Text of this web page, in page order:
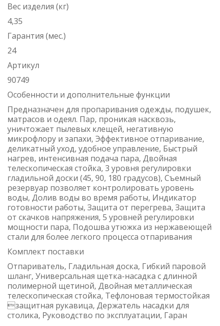
Вес изделия (кг)
4,35
Гарантия (мес.)
24
Артикул
90749
Особенности и дополнительные функции
Предназначен для пропаривания одежды, подушек,
матрасов и одеял. Пар, проникая насквозь,
уничтожает пылевых клещей, негативную
микрофлору и запахи, Эффективное отпаривание,
деликатный уход, удобное управление, Быстрый
нагрев, интенсивная подача пара, Двойная
телескопическая стойка, 3 уровня регулировки
гладильной доски (45, 90, 180 градусов), Съемный
резервуар позволяет контролировать уровень
воды, Долив воды во время работы, Индикатор
готовности работы, Защита от перегрева, Защита
от скачков напряжения, 5 уровней регулировки
мощности пара, Подошва утюжка из нержавеющей
стали для более легкого процесса отпаривания
Комплект поставки
Отпариватель, Гладильная доска, Гибкий паровой
шланг, Универсальная щетка-насадка с длинной
полимерной щетиной, Двойная металлическая
телескопическая стойка, Тефлоновая термостойкая
защитная рукавица, Держатель насадки для
столика, Руководство по эксплуатации, Гаран